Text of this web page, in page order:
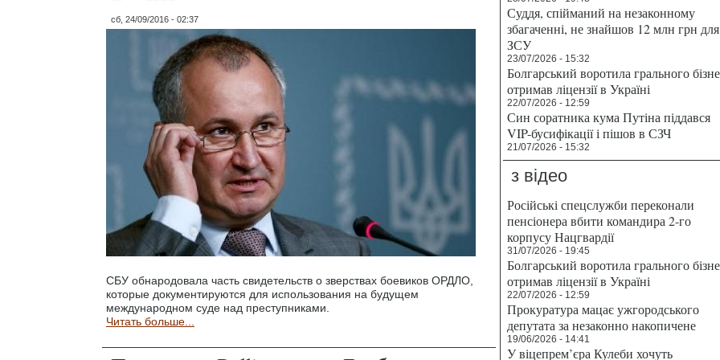
сб, 24/09/2016 - 02:37
СБУ обнародовала часть свидетельств о зверствах боевиков ОРДЛО,
которые документируются для использования на будущем
международном суде над преступниками.
Читать больше...
Суддя, спійманий на незаконному
збагаченні, не знайшов 12 млн грн для
ЗСУ
23/07/2026 - 15:32
Болгарський воротила грального
отримав ліцензії в Україні
22/07/2026 - 12:59
Син соратника кума Путіна піддався
VIP-бусифікації і пішов в СЗЧ
21/07/2026 - 15:32
з відео
Російські спецслужби переконали
пенсіонера вбити командира 2-го
корпусу Нацгвардії
31/07/2026 - 19:45
Болгарський воротила грального
отримав ліцензії в Україні
22/07/2026 - 12:59
Прокуратура мацає ужгородського
депутата за незаконно накопичене
19/06/2026 - 14:41
У віцепрем’єра Кулеби хочуть